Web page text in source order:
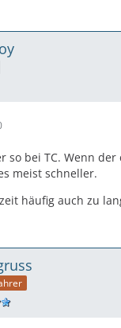
so bei TC. Wenn der
meist schneller.
häufig auch zu